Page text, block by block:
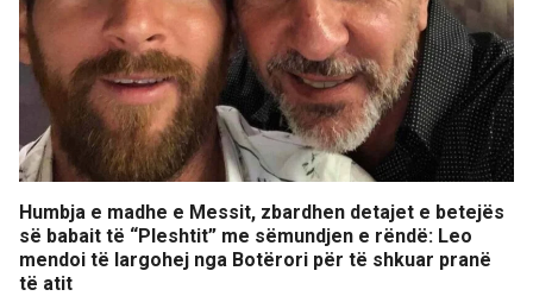
Humbja e madhe e Messit, zbardhen detajet e betejës
së babait të “Pleshtit” me sëmundjen e rëndë: Leo
mendoi të largohej nga Botërori për të shkuar pranë
të atit